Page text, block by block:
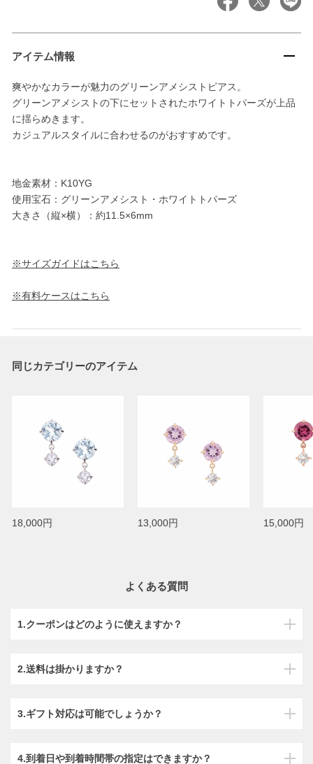
アイテム情報
爽やかなカラーが魅力のグリーンアメシストピアス。
グリーンアメシストの下にセットされたホワイトトパーズが上品
に揺らめきます。
カジュアルスタイルに合わせるのがおすすめです。
地金素材：K10YG
使用宝石：グリーンアメシスト・ホワイトトパーズ
大きさ（縦×横）：約11.5×6mm
※サイズガイドはこちら
※有料ケースはこちら
同じカテゴリーのアイテム
18,000円 13,000円 15,000円
よくある質問
1.クーポンはどのように使えますか？
2.送料は掛かりますか？
3.ギフト対応は可能でしょうか？
4.到着日や到着時間帯の指定はできますか？